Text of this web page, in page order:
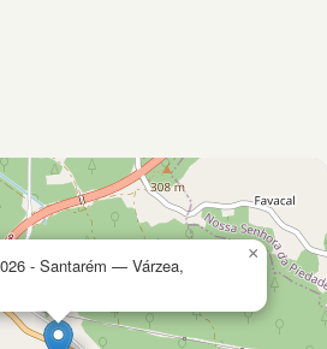
- Santarém — Várzea,
×